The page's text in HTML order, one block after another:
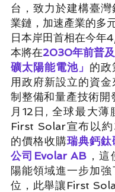
台，致力於建構臺
業鏈，加速產業的多
日本岸田首相在今年
本將在2030年前普
礦太陽能電池」 的政
用政府新設立的資
制整備和量產技術
月12日, 全球最大薄
First Solar宣布以
的價格收購瑞典鈣鈦
公司Evolar AB ，
陽能領域進一步加
位，此舉讓First